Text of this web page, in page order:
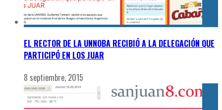
EL RECTOR DE LA UNNOBA RECIBIÓ A LA DELEGACIÓN QUE
PARTICIPÓ EN LOS JUAR
8 septiembre, 2015